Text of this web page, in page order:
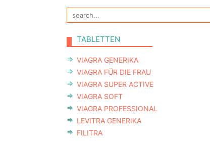
TABLETTEN
VIAGRA GENERIKA
VIAGRA FÜR DIE FRAU
VIAGRA SUPER ACTIVE
VIAGRA SOFT
VIAGRA PROFESSIONAL
LEVITRA GENERIKA
FILITRA